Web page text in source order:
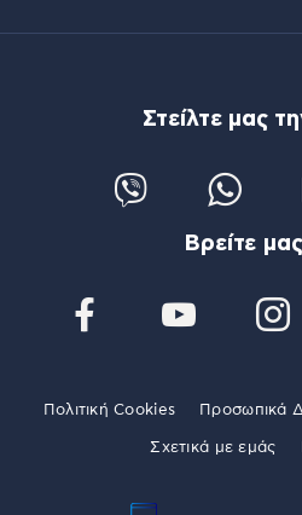
Στείλτε μας
Βρείτε
Πολιτική Cookies Προσωπικά
Σχετικά με εμάς